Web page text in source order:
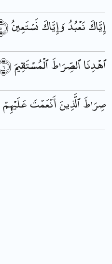
إِيَّاكَنَعْبُدُوَإِيَّاكَنَسْتَعِينُ﴿٥﴾
ٱهْدِنَاٱلصِّرَ ٰطَٱلْمُسْتَقِيمَ﴿٦﴾
صِرَ ٰطَٱلَّذِينَأَنْعَمْتَعَلَيْهِمْ